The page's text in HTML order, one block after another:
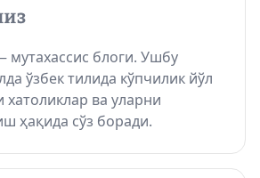
мутахассис блоги. Ушбу
ўзбек тилида кўпчилик йўл
хатоликлар ва уларни
ҳақида сўз боради.